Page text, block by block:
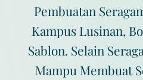
Pembuatan
Kampus Lusinan,
Sablon. Selain
Mampu Membuat